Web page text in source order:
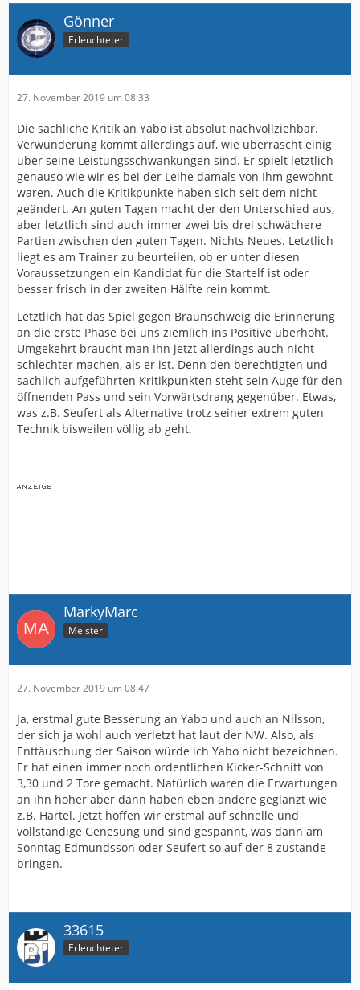
Gönner
Erleuchteter
27. November 2019 um 08:33
Die sachliche Kritik an Yabo ist absolut nachvollziehbar.
Verwunderung kommt allerdings auf, wie überrascht einig
über seine Leistungsschwankungen sind. Er spielt letztlich
genauso wie wir es bei der Leihe damals von Ihm gewohnt
waren. Auch die Kritikpunkte haben sich seit dem nicht
geändert. An guten Tagen macht der den Unterschied aus,
aber letztlich sind auch immer zwei bis drei schwächere
Partien zwischen den guten Tagen. Nichts Neues. Letztlich
liegt es am Trainer zu beurteilen, ob er unter diesen
Voraussetzungen ein Kandidat für die Startelf ist oder
besser frisch in der zweiten Hälfte rein kommt.
Letztlich hat das Spiel gegen Braunschweig die Erinnerung
an die erste Phase bei uns ziemlich ins Positive überhöht.
Umgekehrt braucht man Ihn jetzt allerdings auch nicht
schlechter machen, als er ist. Denn den berechtigten und
sachlich aufgeführten Kritikpunkten steht sein Auge für den
öffnenden Pass und sein Vorwärtsdrang gegenüber. Etwas,
was z.B. Seufert als Alternative trotz seiner extrem guten
Technik bisweilen völlig ab geht.
MarkyMarc
Meister
27. November 2019 um 08:47
Ja, erstmal gute Besserung an Yabo und auch an Nilsson,
der sich ja wohl auch verletzt hat laut der NW. Also, als
Enttäuschung der Saison würde ich Yabo nicht bezeichnen.
Er hat einen immer noch ordentlichen Kicker-Schnitt von
3,30 und 2 Tore gemacht. Natürlich waren die Erwartungen
an ihn höher aber dann haben eben andere geglänzt wie
z.B. Hartel. Jetzt hoffen wir erstmal auf schnelle und
vollständige Genesung und sind gespannt, was dann am
Sonntag Edmundsson oder Seufert so auf der 8 zustande
bringen.
33615
Erleuchteter